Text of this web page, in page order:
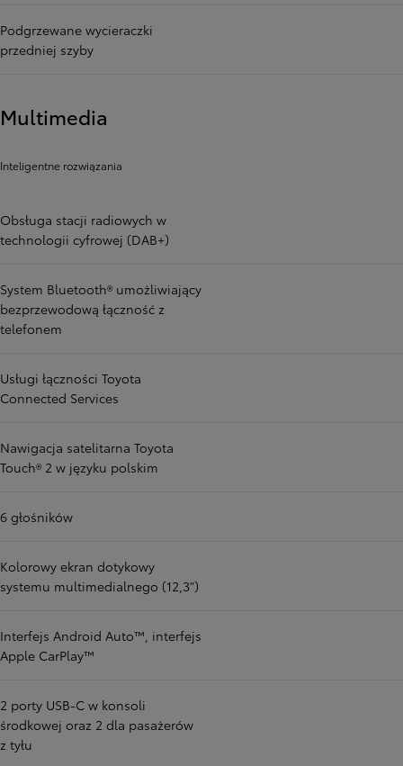
Podgrzewane wycieraczki
przedniej szyby
Multimedia
Inteligentne rozwiązania
Obsługa stacji radiowych w
technologii cyfrowej (DAB+)
System Bluetooth® umożliwiający
bezprzewodową łączność z
telefonem
Usługi łączności Toyota
Connected Services
Nawigacja satelitarna Toyota
Touch® 2 w języku polskim
6 głośników
Kolorowy ekran dotykowy
systemu multimedialnego (12,3")
Interfejs Android Auto™, interfejs
Apple CarPlay™
2 porty USB-C w konsoli
środkowej oraz 2 dla pasażerów
z tyłu